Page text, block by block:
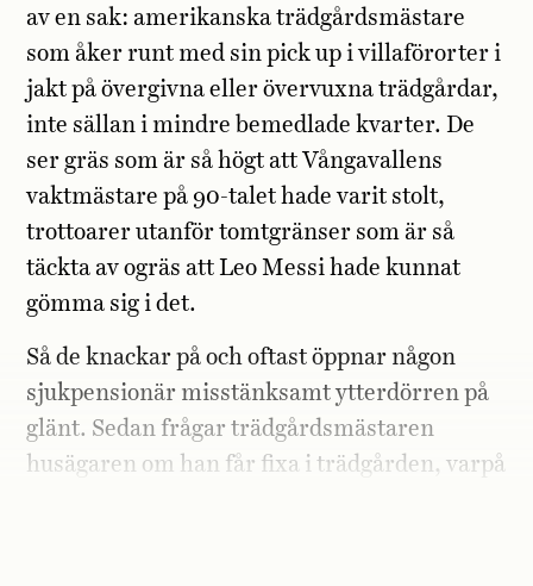
av en sak: amerikanska trädgårdsmästare
som åker runt med sin pick up i villaförorter i
jakt på övergivna eller övervuxna trädgårdar,
inte sällan i mindre bemedlade kvarter. De
ser gräs som är så högt att Vångavallens
vaktmästare på 90-talet hade varit stolt,
trottoarer utanför tomtgränser som är så
täckta av ogräs att Leo Messi hade kunnat
gömma sig i det.
Så de knackar på och oftast öppnar någon
sjukpensionär misstänksamt ytterdörren på
glänt. Sedan frågar trädgårdsmästaren
husägaren om han får fixa i trädgården, varpå